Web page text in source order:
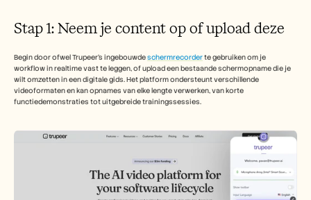
Stap 1: Neem je content op of upload deze
Begin door ofwel Trupeer's ingebouwde schermrecorder te gebruiken om je
workflow in realtime vast te leggen, of upload een bestaande schermopname die je
wilt omzetten in een digitale gids. Het platform ondersteunt verschillende
videoformaten en kan opnames van elke lengte verwerken, van korte
functiedemonstraties tot uitgebreide trainingssessies.
Plan een demo
Start gratis proefperiode